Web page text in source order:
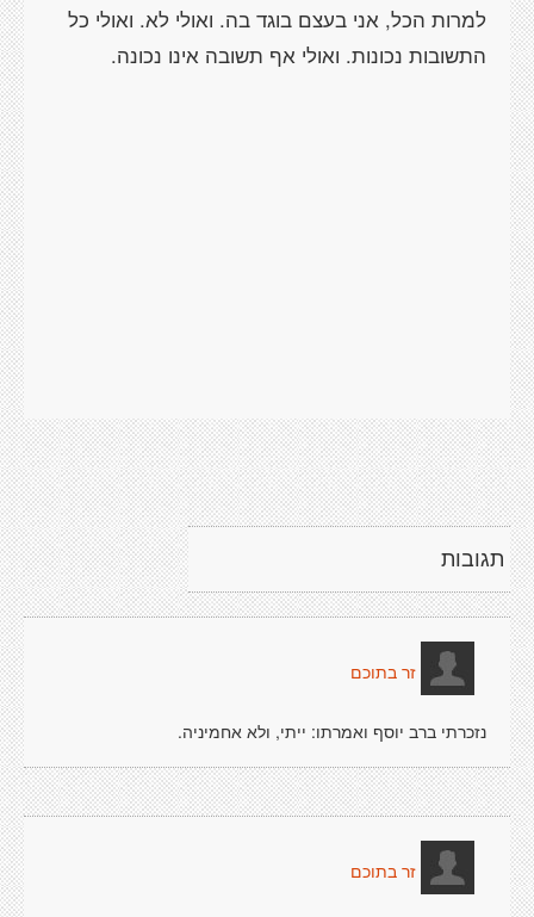
למרות הכל, אני בעצם בוגד בה. ואולי לא. ואולי כל
תגובות
זר בתוכם
נזכרתי ברב יוסף ואמרתו: ייתי, ולא אחמיניה.
זר בתוכם